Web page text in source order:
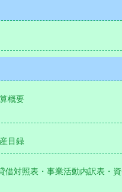
概要
目録
借対照表・事業活動内訳表・